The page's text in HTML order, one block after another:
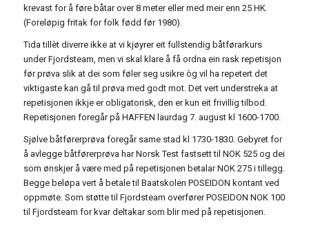
krevast for å føre båtar over 8 meter eller med meir enn 25 HK.
(Foreløpig fritak for folk fødd før 1980).
Tida tillèt diverre ikke at vi kjøyrer eit fullstendig båtførarkurs
under Fjordsteam, men vi skal klare å få ordna ein rask repetisjon
før prøva slik at dei som føler seg usikre òg vil ha repetert det
viktigaste kan gå til prøva med godt mot. Det vert understreka at
repetisjonen ikkje er obligatorisk, den er kun eit frivillig tilbod.
Repetisjonen foregår på HAFFEN laurdag 7. august kl 1600-1700.
Sjølve båtførerprøva foregår same stad kl 1730-1830. Gebyret for
å avlegge båtførerprøva har Norsk Test fastsett til NOK 525 og dei
som ønskjer å være med på repetisjonen betalar NOK 275 i tillegg.
Begge beløpa vert å betale til Baatskolen POSEIDON kontant ved
oppmøte. Som støtte til Fjordsteam overfører POSEIDON NOK 100
til Fjordsteam for kvar deltakar som blir med på repetisjonen.